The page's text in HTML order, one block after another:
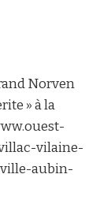
Norven
» à la
vilaine-
aubin-